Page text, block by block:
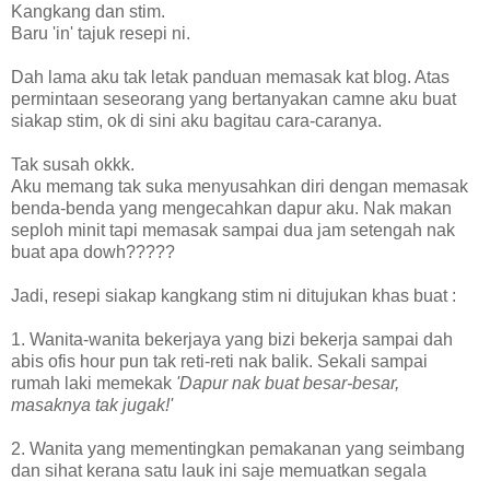
Kangkang dan stim.
Baru 'in' tajuk resepi ni.
Dah lama aku tak letak panduan memasak kat blog. Atas
permintaan seseorang yang bertanyakan camne aku buat
siakap stim, ok di sini aku bagitau cara-caranya.
Tak susah okkk.
Aku memang tak suka menyusahkan diri dengan memasak
benda-benda yang mengecahkan dapur aku. Nak makan
seploh minit tapi memasak sampai dua jam setengah nak
buat apa dowh?????
Jadi, resepi siakap kangkang stim ni ditujukan khas buat :
1. Wanita-wanita bekerjaya yang bizi bekerja sampai dah
abis ofis hour pun tak reti-reti nak balik. Sekali sampai
rumah laki memekak 'Dapur nak buat besar-besar,
masaknya tak jugak!'
2. Wanita yang mementingkan pemakanan yang seimbang
dan sihat kerana satu lauk ini saje memuatkan segala